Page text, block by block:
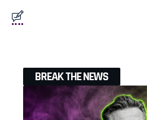
BREAK THE NEWS